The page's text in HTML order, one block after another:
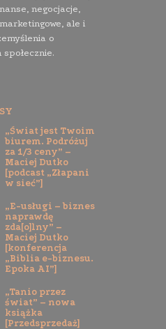
negocjacje,
ale i
o
„Świat jest Twoim
biurem. Podróżuj
za 1/3 ceny” –
Maciej Dutko
[podcast „Złapani
w sieć”]
„E-usługi – biznes
naprawdę
zda[o]lny” –
Maciej Dutko
[konferencja
„Biblia e-biznesu.
Epoka AI”]
„Tanio przez
świat” – nowa
książka
[Przedsprzedaż]